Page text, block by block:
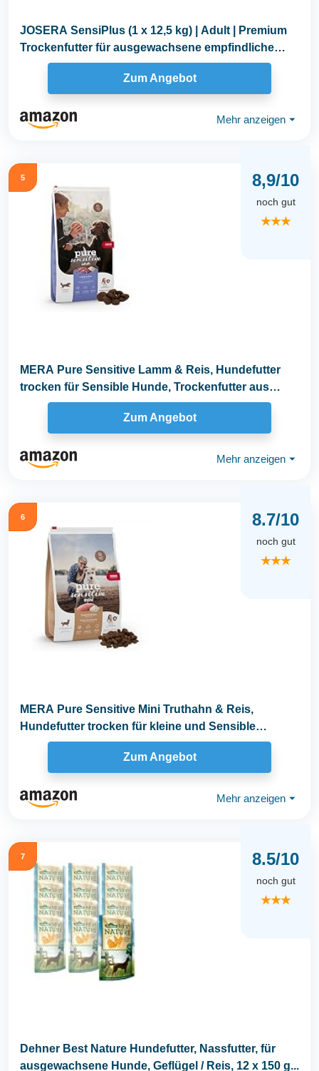
JOSERA SensiPlus (1 x 12,5 kg) | Adult | Premium
Trockenfutter für ausgewachsene empfindliche
Hunde...
Zum Angebot
Mehr anzeigen ⏷
5 8,9/10
noch gut
★★★
MERA Pure Sensitive Lamm & Reis, Hundefutter
trocken für Sensible Hunde, Trockenfutter aus
Lamm und...
Zum Angebot
Mehr anzeigen ⏷
6 8.7/10
noch gut
★★★
MERA Pure Sensitive Mini Truthahn & Reis,
Hundefutter trocken für kleine und Sensible
Hunde...
Zum Angebot
Mehr anzeigen ⏷
7 8.5/10
noch gut
★★★
Dehner Best Nature Hundefutter, Nassfutter, für
ausgewachsene Hunde, Geflügel / Reis, 12 x 150 g...